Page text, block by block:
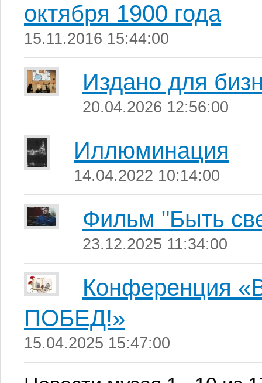
октября 1900 года
15.11.2016 15:44:00
Издано для
20.04.2026 12:56:00
Иллюминация
14.04.2022 10:14:00
Фильм "Быть
23.12.2025 11:34:00
Конференция
ПОБЕД!»
15.04.2025 15:47:00